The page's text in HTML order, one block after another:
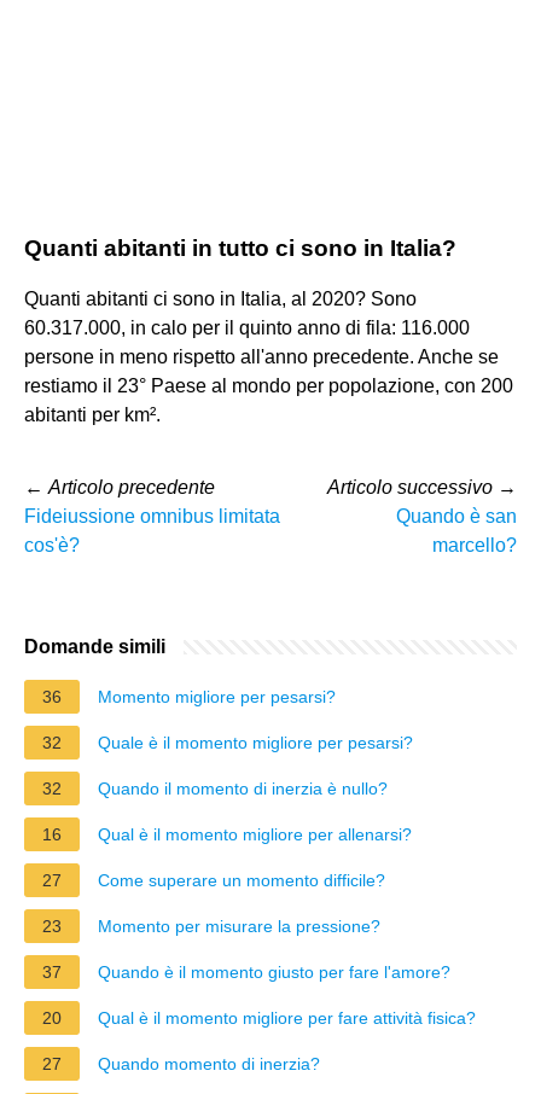
Quanti abitanti in tutto ci sono in Italia?
Quanti abitanti ci sono in Italia, al 2020? Sono
60.317.000, in calo per il quinto anno di fila: 116.000
persone in meno rispetto all'anno precedente. Anche se
restiamo il 23° Paese al mondo per popolazione, con 200
abitanti per km².
← Articolo precedente
Fideiussione omnibus limitata
cos'è?
Articolo successivo →
Quando è san
marcello?
Domande simili
36 Momento migliore per pesarsi?
32 Quale è il momento migliore per pesarsi?
32 Quando il momento di inerzia è nullo?
16 Qual è il momento migliore per allenarsi?
27 Come superare un momento difficile?
23 Momento per misurare la pressione?
37 Quando è il momento giusto per fare l'amore?
20 Qual è il momento migliore per fare attività fisica?
27 Quando momento di inerzia?